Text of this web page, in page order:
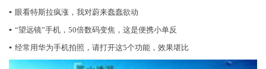
▪ 眼看特斯拉疯涨，我对蔚来蠢蠢欲动
▪ “望远镜”手机，50倍数码变焦，这是便携小单反
▪ 经常用华为手机拍照，请打开这5个功能，效果堪比